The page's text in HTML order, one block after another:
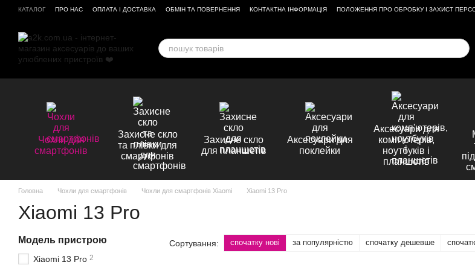
Перейти до основного контенту
КАТАЛОГ ПРО НАС ОПЛАТА І ДОСТАВКА ОБМІН ТА ПОВЕРНЕННЯ КОНТАКТНА ІНФОРМАЦІЯ ПОЛОЖЕННЯ ПРО ОБРОБКУ І ЗАХИСТ
Чохли для
смартфонів
Захисне скло
та плівки для
смартфонів
Захисне скло
для планшетів
Аксесуари для
поклейки
Аксесуари для
комп'ютерів,
ноутбуків і
планшетів
Головна Чохли для смартфонів Чохли для смартфонів Xiaomi Xiaomi 13 Pro
Xiaomi 13 Pro
Сортування: спочатку нові за популярністю спочатку дешевше
Модель пристрою
Xiaomi 13 Pro 2